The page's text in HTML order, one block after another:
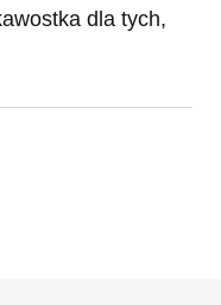
dla tych,